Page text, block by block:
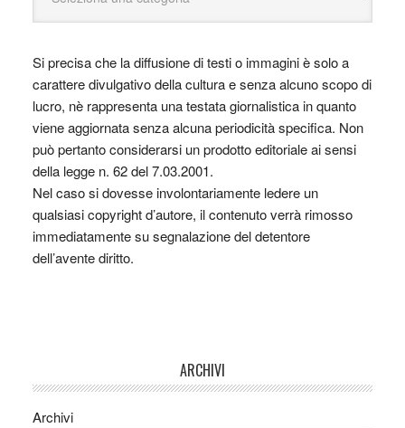
Si precisa che la diffusione di testi o immagini è solo a
carattere divulgativo della cultura e senza alcuno scopo di
lucro, nè rappresenta una testata giornalistica in quanto
viene aggiornata senza alcuna periodicità specifica. Non
può pertanto considerarsi un prodotto editoriale ai sensi
della legge n. 62 del 7.03.2001.
Nel caso si dovesse involontariamente ledere un
qualsiasi copyright d’autore, il contenuto verrà rimosso
immediatamente su segnalazione del detentore
dell’avente diritto.
ARCHIVI
Archivi